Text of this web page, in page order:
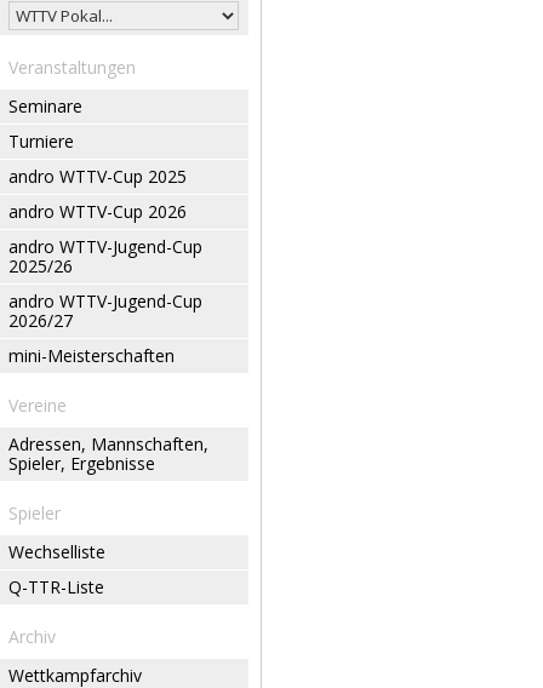
Veranstaltungen
Seminare
Turniere
andro WTTV-Cup 2025
andro WTTV-Cup 2026
andro WTTV-Jugend-Cup
2025/26
andro WTTV-Jugend-Cup
2026/27
mini-Meisterschaften
Vereine
Adressen, Mannschaften,
Spieler, Ergebnisse
Spieler
Wechselliste
Q-TTR-Liste
Archiv
Wettkampfarchiv